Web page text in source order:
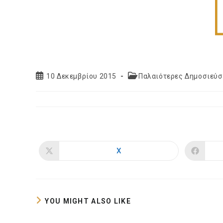
Post10 Δεκεμβρίου 2015
PostΠαλαιότερες
Opens
X
YOU MIGHT ALSO LIKE